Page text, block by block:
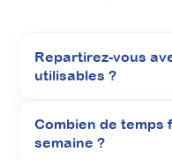
Repartirez-vous
utilisables ?
Combien de temps
semaine ?